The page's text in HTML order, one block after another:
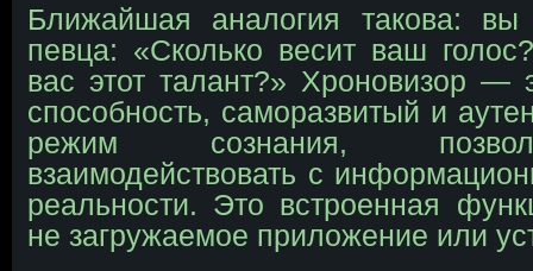
Ближайшая аналогия такова:
певца: «Сколько весит ваш
вас этот талант?» Хроновизор —
способность, саморазвитый и
режим сознания,
взаимодействовать с
реальности. Это встроенная
не загружаемое приложение или